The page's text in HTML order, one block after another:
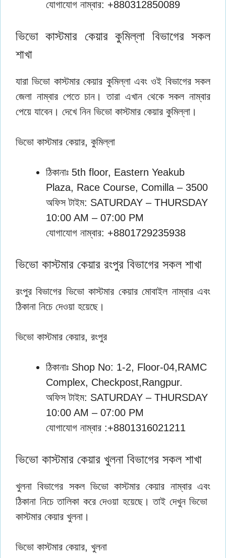
যোগাযোগ নাম্বার: +880312850089
ভিভো কাস্টমার কেয়ার কুমিল্লা বিভাগের সকল
শাখা
যারা ভিভো কাস্টমার কেয়ার কুমিল্লা এবং ওই বিভাগের সকল
জেলা নাম্বার পেতে চান। তারা এখান থেকে সকল নাম্বার
পেয়ে যাবেন। দেখে নিন ভিভো কাস্টমার কেয়ার কুমিল্লা।
ভিভো কাস্টমার কেয়ার, কুমিল্লা
ঠিকানাঃ 5th floor, Eastern Yeakub
Plaza, Race Course, Comilla – 3500
অফিস টাইম: SATURDAY – THURSDAY
10:00 AM – 07:00 PM
যোগাযোগ নাম্বার: +8801729235938
ভিভো কাস্টমার কেয়ার রংপুর বিভাগের সকল শাখা
রংপুর বিভাগের ভিভো কাস্টমার কেয়ার মোবাইল নাম্বার এবং
ঠিকানা নিচে দেওয়া হয়েছে।
ভিভো কাস্টমার কেয়ার, রংপুর
ঠিকানাঃ Shop No: 1-2, Floor-04,RAMC
Complex, Checkpost,Rangpur.
অফিস টাইম: SATURDAY – THURSDAY
10:00 AM – 07:00 PM
যোগাযোগ নাম্বার :+8801316021211
ভিভো কাস্টমার কেয়ার খুলনা বিভাগের সকল শাখা
খুলনা বিভাগের সকল ভিভো কাস্টমার কেয়ার নাম্বার ‌এবং
ঠিকানা নিচে তালিকা করে দেওয়া হয়েছে। তাই দেখুন ভিভো
কাস্টমার কেয়ার খুলনা।
ভিভো কাস্টমার কেয়ার, খুলনা